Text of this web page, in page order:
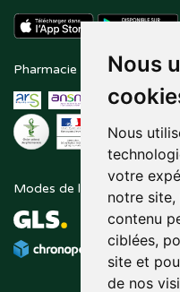
Nous
Nous
votre
notre
contenu
ciblées,
site et
de nos
Pharmacie en ligne agréée
Modes de livraison